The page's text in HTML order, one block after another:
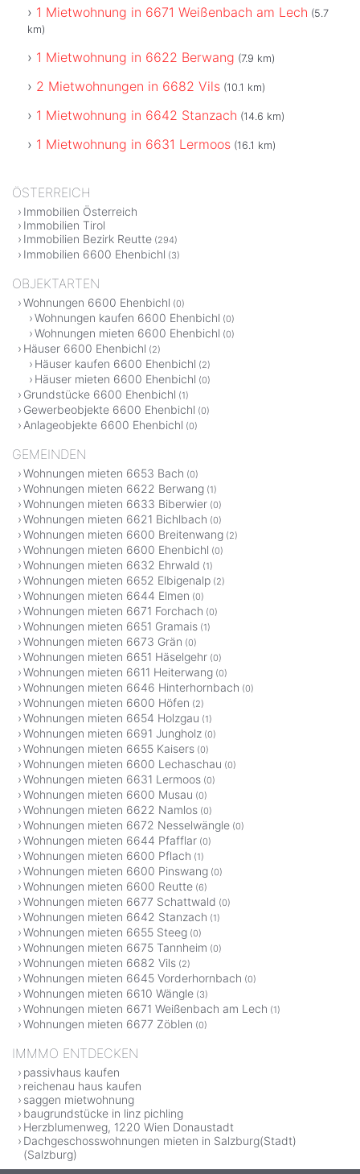
1 Mietwohnung in 6671 Weißenbach am Lech (5.7
km)
1 Mietwohnung in 6622 Berwang (7.9 km)
2 Mietwohnungen in 6682 Vils (10.1 km)
1 Mietwohnung in 6642 Stanzach (14.6 km)
1 Mietwohnung in 6631 Lermoos (16.1 km)
ÖSTERREICH
Immobilien Österreich
Immobilien Tirol
Immobilien Bezirk Reutte (294)
Immobilien 6600 Ehenbichl (3)
OBJEKTARTEN
Wohnungen 6600 Ehenbichl (0)
Wohnungen kaufen 6600 Ehenbichl (0)
Wohnungen mieten 6600 Ehenbichl (0)
Häuser 6600 Ehenbichl (2)
Häuser kaufen 6600 Ehenbichl (2)
Häuser mieten 6600 Ehenbichl (0)
Grundstücke 6600 Ehenbichl (1)
Gewerbeobjekte 6600 Ehenbichl (0)
Anlageobjekte 6600 Ehenbichl (0)
GEMEINDEN
Wohnungen mieten 6653 Bach (0)
Wohnungen mieten 6622 Berwang (1)
Wohnungen mieten 6633 Biberwier (0)
Wohnungen mieten 6621 Bichlbach (0)
Wohnungen mieten 6600 Breitenwang (2)
Wohnungen mieten 6600 Ehenbichl (0)
Wohnungen mieten 6632 Ehrwald (1)
Wohnungen mieten 6652 Elbigenalp (2)
Wohnungen mieten 6644 Elmen (0)
Wohnungen mieten 6671 Forchach (0)
Wohnungen mieten 6651 Gramais (1)
Wohnungen mieten 6673 Grän (0)
Wohnungen mieten 6651 Häselgehr (0)
Wohnungen mieten 6611 Heiterwang (0)
Wohnungen mieten 6646 Hinterhornbach (0)
Wohnungen mieten 6600 Höfen (2)
Wohnungen mieten 6654 Holzgau (1)
Wohnungen mieten 6691 Jungholz (0)
Wohnungen mieten 6655 Kaisers (0)
Wohnungen mieten 6600 Lechaschau (0)
Wohnungen mieten 6631 Lermoos (0)
Wohnungen mieten 6600 Musau (0)
Wohnungen mieten 6622 Namlos (0)
Wohnungen mieten 6672 Nesselwängle (0)
Wohnungen mieten 6644 Pfafflar (0)
Wohnungen mieten 6600 Pflach (1)
Wohnungen mieten 6600 Pinswang (0)
Wohnungen mieten 6600 Reutte (6)
Wohnungen mieten 6677 Schattwald (0)
Wohnungen mieten 6642 Stanzach (1)
Wohnungen mieten 6655 Steeg (0)
Wohnungen mieten 6675 Tannheim (0)
Wohnungen mieten 6682 Vils (2)
Wohnungen mieten 6645 Vorderhornbach (0)
Wohnungen mieten 6610 Wängle (3)
Wohnungen mieten 6671 Weißenbach am Lech (1)
Wohnungen mieten 6677 Zöblen (0)
IMMMO ENTDECKEN
passivhaus kaufen
reichenau haus kaufen
saggen mietwohnung
baugrundstücke in linz pichling
Herzblumenweg, 1220 Wien Donaustadt
Dachgeschosswohnungen mieten in Salzburg(Stadt)
(Salzburg)